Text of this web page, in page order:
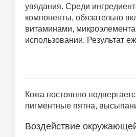
увядания. Среди
компоненты, обязательно
витаминами,
использовании. Результат
Кожа постоянно
пигментные пятна,
Воздействие